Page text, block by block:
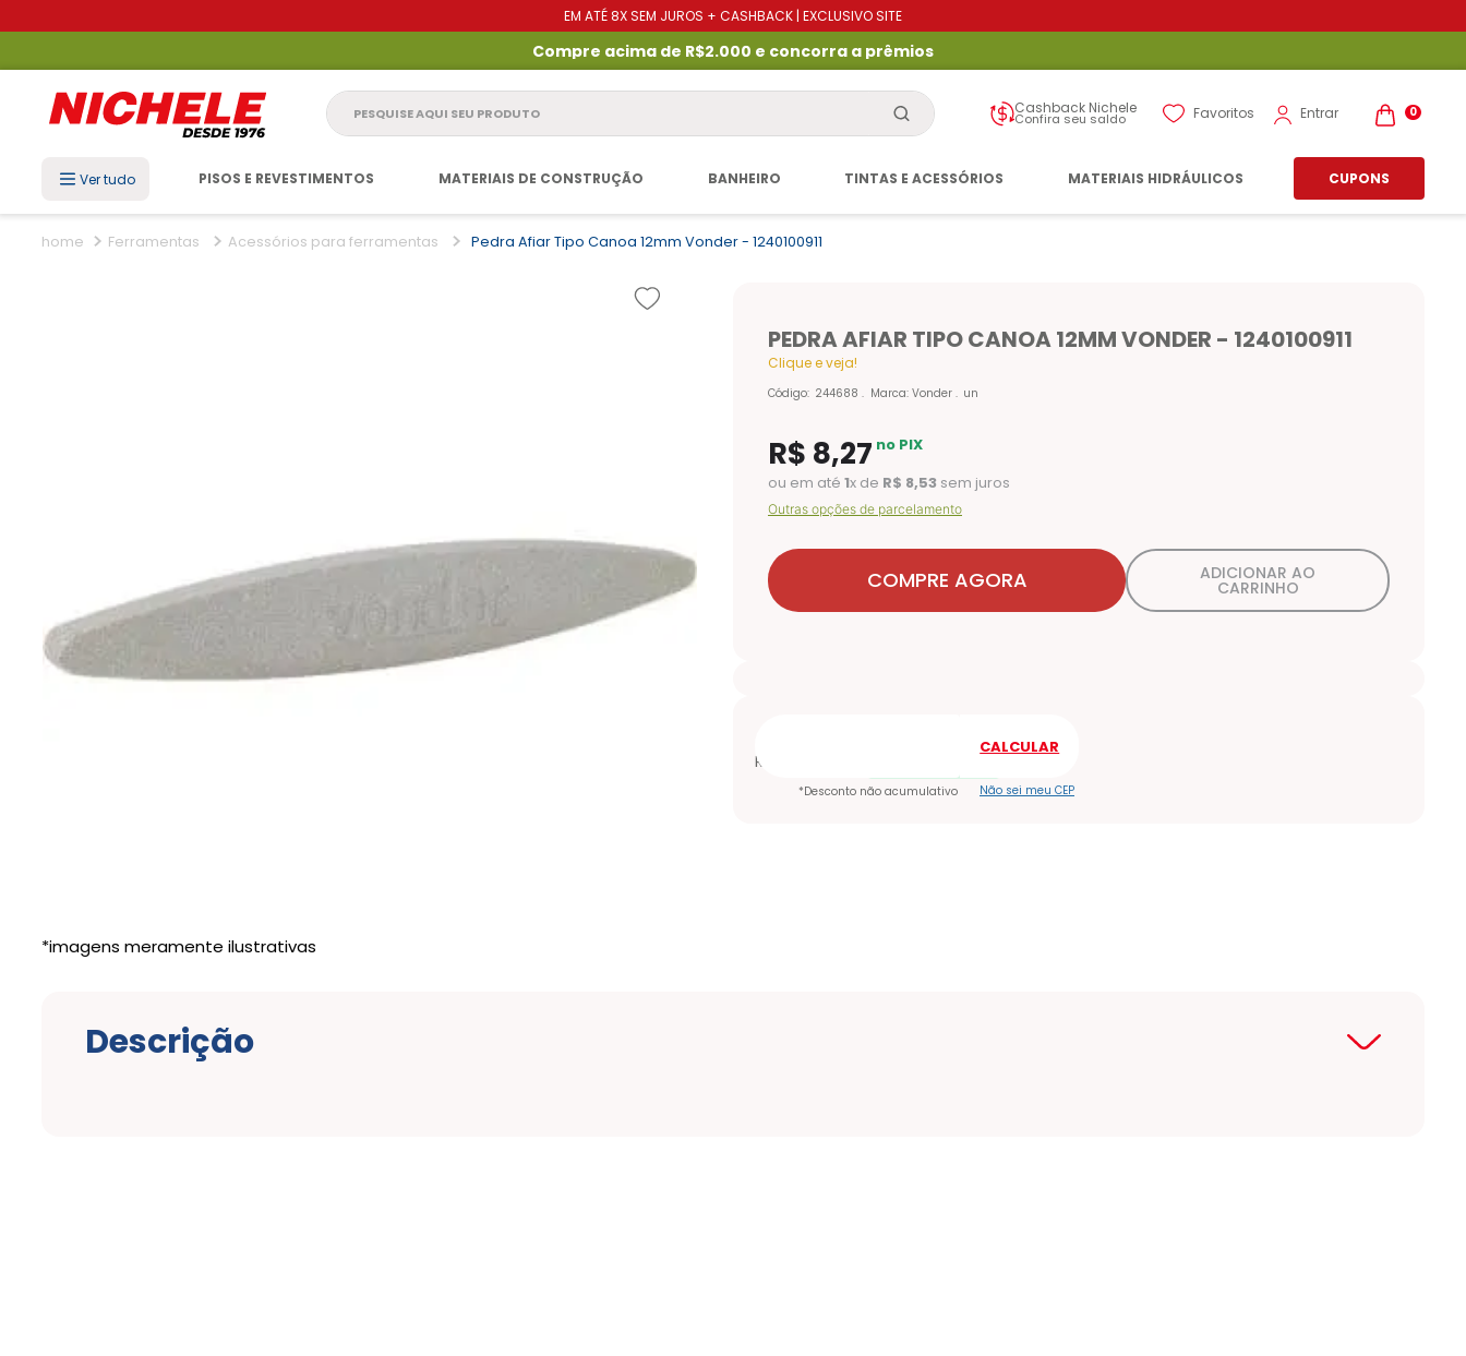
EM ATÉ 8X SEM JUROS + CASHBACK | EXCLUSIVO SITE
Compre acima de R$2.000 e concorra a prêmios
Pesquise aqui seu produto Cashback Nichele
Confira seu saldo Favoritos Entrar 0
Ver tudo PISOS E REVESTIMENTOS MATERIAIS DE CONSTRUÇÃO BANHEIRO TINTAS E ACESSÓRIOS MATERIAIS HIDRÁULICOS CUPONS
Ferramentas Acessórios para ferramentas Pedra Afiar Tipo Canoa 12mm Vonder - 1240100911
PEDRA AFIAR TIPO CANOA 12MM VONDER - 1240100911
Clique e veja!
Código: 244688 Marca: Vonder un
R$ 8,27 no PIX
ou em até 1x de R$ 8,53 sem juros
Outras opções de parcelamento
COMPRE AGORA ADICIONAR AO
CARRINHO
Não sei meu CEP
Descrição